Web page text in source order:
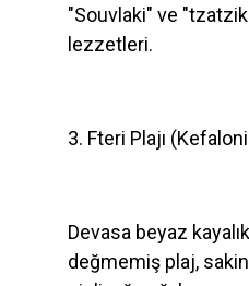
"Souvlaki" ve
lezzetleri.
3. Fteri Plajı
Devasa beyaz
değmemiş plaj,